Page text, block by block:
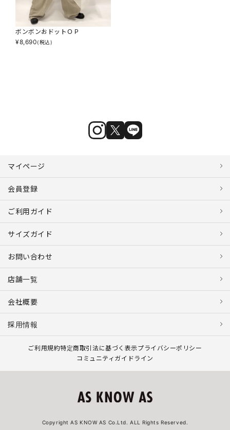
ボンボンおドットＯＰ
¥8,690(税込)
マイページ
会員登録
ご利用ガイド
サイズガイド
お問い合わせ
店舗一覧
会社概要
採用情報
ご利用規約特定商取引法に基づく表示プライバシーポリシー
コミュニティガイドライン
Copyright AS KNOW AS Co.Ltd. ALL Rights Reserved.